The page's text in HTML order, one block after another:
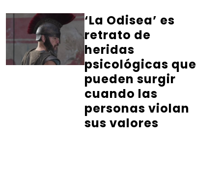
‘La Odisea’ es
retrato de
heridas
psicológicas que
pueden surgir
cuando las
personas violan
sus valores